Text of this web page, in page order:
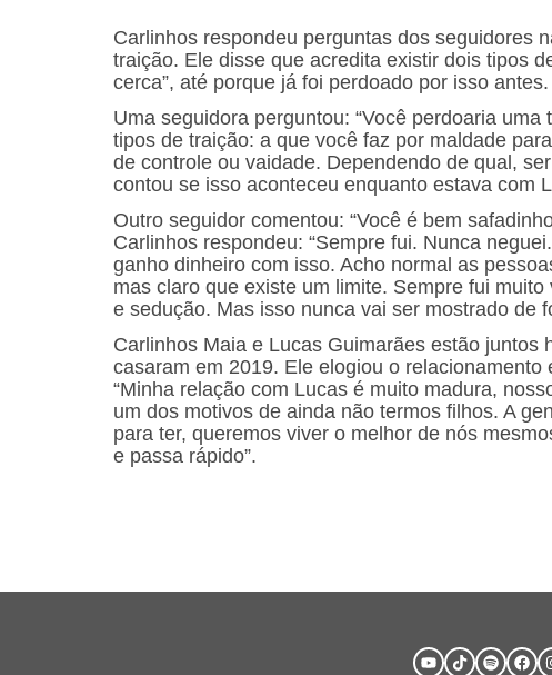
Carlinhos respondeu perguntas dos seguidores
traição. Ele disse que acredita existir dois tipos
cerca”, até porque já foi perdoado por isso antes.
Uma seguidora perguntou: “Você perdoaria
tipos de traição: a que você faz por maldade
de controle ou vaidade. Dependendo de qual,
contou se isso aconteceu enquanto estava com
Outro seguidor comentou: “Você é bem
Carlinhos respondeu: “Sempre fui. Nunca
ganho dinheiro com isso. Acho normal as
mas claro que existe um limite. Sempre fui
e sedução. Mas isso nunca vai ser mostrado de
Carlinhos Maia e Lucas Guimarães estão juntos
casaram em 2019. Ele elogiou o
“Minha relação com Lucas é muito madura,
um dos motivos de ainda não termos filhos. A
para ter, queremos viver o melhor de nós
e passa rápido”.